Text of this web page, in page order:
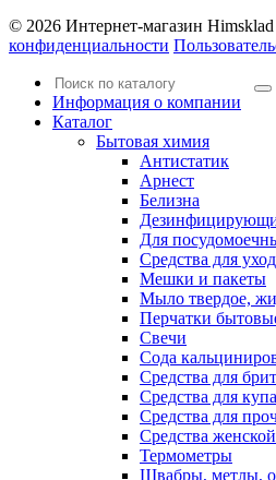
© 2026 Интернет-магазин Himsklad
конфиденциальности
Информация о компании
Каталог
Бытовая химия
Антистатик
Арнест
Белизна
Для
Средства для
Мешки и пакеты
Мыло твердое,
Перчатки
Свечи
Сода
Средства для
Средства для
Средства для
Средства
Термометры
Швабры, метлы,